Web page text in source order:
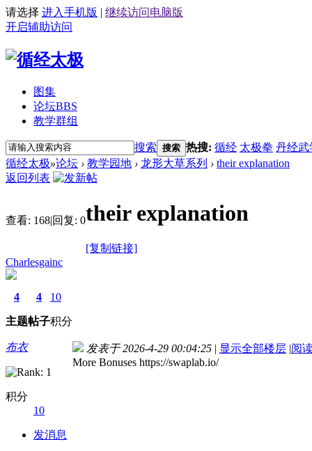
请选择 进入手机版 | 继续访问电脑版
开启辅助访问
图集
论坛BBS
教学群组
搜索 搜索 热搜: 循经 太极拳 丹经武
循经太极»论坛 › 教学园地 › 龙形大草系列 › their explanation
返回列表
查看: 168|回复: 0their explanation
[复制链接]
Charlesgainc
4
主题
4
帖子
10
积分
布衣
积分
10
发消息
发表于 2026-4-29 00:04:25 | 显示全部楼层 |阅
More Bonuses https://swaplab.io/